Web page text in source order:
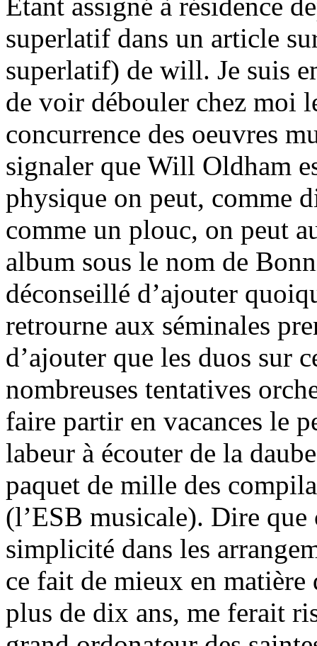
superlatif dans un article
superlatif) de will. Je suis
de voir débouler chez moi
concurrence des oeuvres
signaler que Will Oldham
physique on peut, comme
comme un plouc, on peut
album sous le nom de
déconseillé d’ajouter
retrourne aux séminales
d’ajouter que les duos sur
nombreuses tentatives
faire partir en vacances le
labeur à écouter de la
paquet de mille des
(l’ESB musicale). Dire
simplicité dans les
ce fait de mieux en matière
plus de dix ans, me ferait